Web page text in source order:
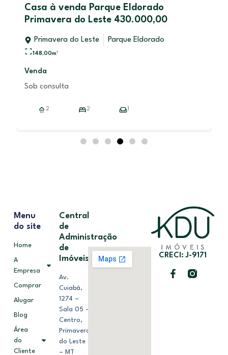
Lote à venda VERTENTES DAS AGUAS
Primavera do Leste 160.000,00
Primavera do Leste Vertente das Águas
R$ 160.000,00
CRECI: J-9171
Menu
do site
Home
A
Empresa
Comprar
Alugar
Blog
Área
do
Cliente
Central
de
Administração
de
Imóveis
Av.
Cuiabá,
1274 –
Sala 05 –
Centro,
Primavera
do Leste
– MT